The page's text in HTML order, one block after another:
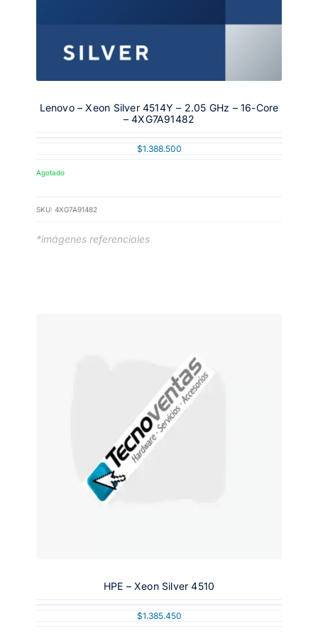
Lenovo – Xeon Silver 4514Y – 2.05 GHz – 16-Core
– 4XG7A91482
$1.388.500
Agotado
SKU: 4XG7A91482
*imágenes referenciales
HPE – Xeon Silver 4510
$1.385.450